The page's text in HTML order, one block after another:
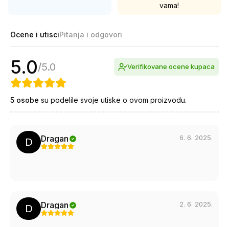
vama!
Ocene i utisciPitanja i odgovori
5.0/5.0 Verifikovane ocene kupaca
5 osobe su podelile svoje utiske o ovom proizvodu.
D Dragan 6. 6. 2025.
D Dragan 2. 6. 2025.